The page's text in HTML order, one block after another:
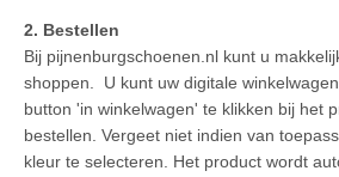
2. Bestellen
Bij pijnenburgschoenen.nl kunt u
shoppen. U kunt uw digitale
button 'in winkelwagen' te klikken bij het
bestellen. Vergeet niet indien van
kleur te selecteren. Het product wordt